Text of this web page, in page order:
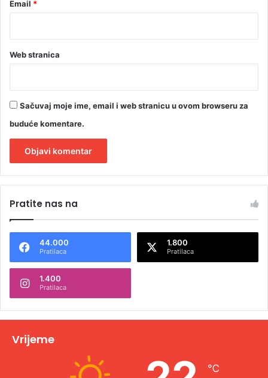
Email *
Web stranica
Sačuvaj moje ime, email i web stranicu u ovom browseru za
buduće komentare.
t
n
t
v
Pratite nas na
44.000
Pratilaca
1.800
Pratilaca
1.400
Pratilaca
Vrijeme
℃